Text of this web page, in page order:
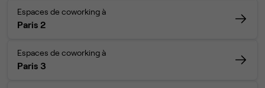
Espaces de coworking à
Paris 2
Espaces de coworking à
Paris 3